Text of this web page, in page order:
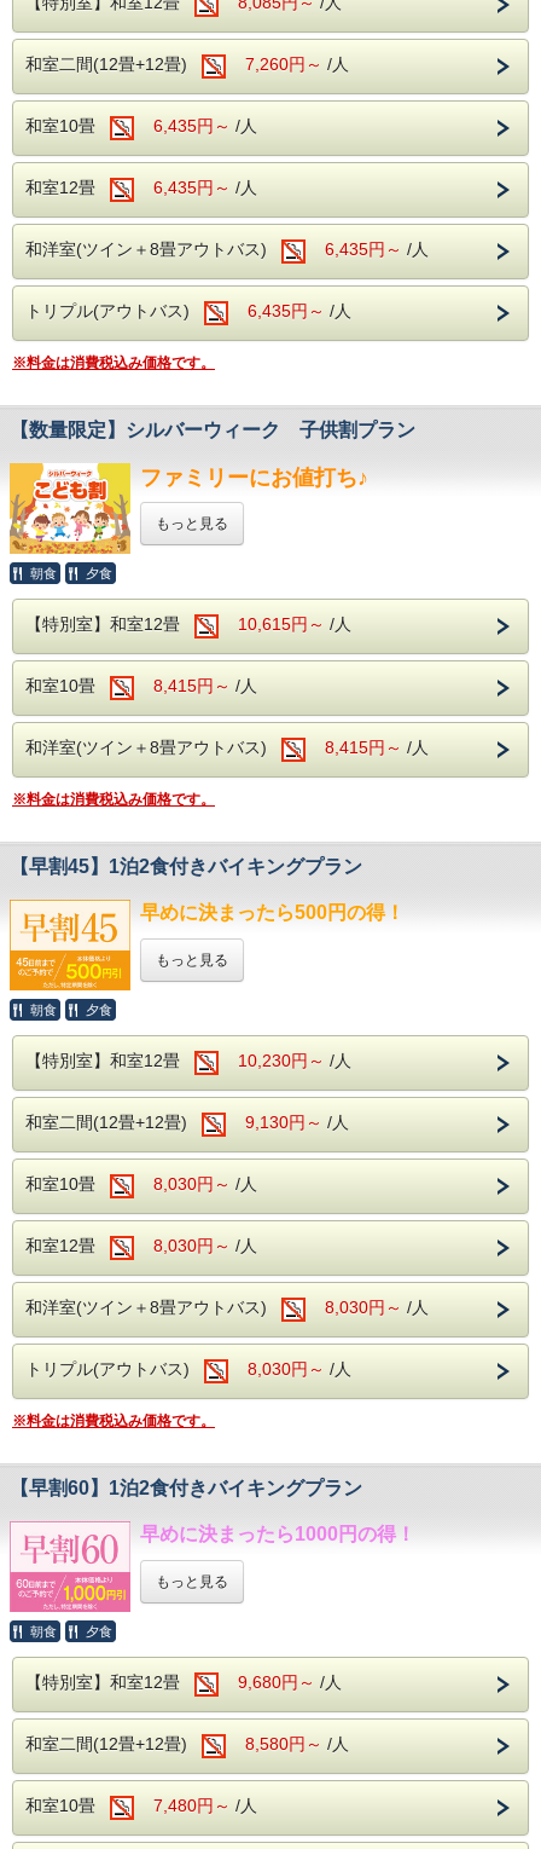
・カラオケ・卓球：無料でご利用いただけま
す。
＜オススメの観光施設＞
道の駅 水紀行館
当館からお車で約10分、
売店横丁や清流公園でみなかみの特産、
自然を体験できる最寄りの道の駅です。
原田農園
各季節ごとの果物狩りはもちろん、
農園でございます。
群馬サファリパーク
大迫力の動物たちを間近で見ることができ、
ライオンの餌やりやお土産コーナーなど、
アクティビティが満載です。
ソフトクリームやデザートまで・・・
子供も大人も、
おじいちゃんおばあちゃんまで。
みなさまが楽しめるお食事を
多数ご用意しております。
そしてなんといってもアルコール！
生ビール(アサヒスーパードライ)をはじめ
ワインや焼酎、日本酒などが飲み放題で
お楽しみいただけます。
食べて、飲んで、温泉で癒されてください。
食べ過ぎちゃっても
もちろん追加料金はございません！
温泉でゆっくりと日頃の疲れを癒してください。
＜館内施設（無料サービス）＞
疲れを癒してください。
・全室Wifi完備：お部屋でのPC作業や動画視聴も
・カラオケ・卓球：無料でご利用いただけます。
＜オススメの観光施設＞
谷川岳ヨッホ
そこは標高1500mの別天地。
展望台のカフェで一休みしたら、
2000m級の山々を眺めながら虹さんぽロードを
のんびり歩く。
名物山グルメ・谷川岳パングラタンや
道の駅 水紀行館
売店横丁や清流公園でみなかみの特産、
当館からお車で約50分
各季節ごとの果物狩りはもちろん、
ジャム作りや売店も充実している
農園でございます。
当館大人気のお値打ちプランです！
谷川岳の麓の大自然の中で
身も心もリセットにおススメです♪
対象期間内の2泊3日のご利用で2泊目が半額となります。
・表示金額は割引後の2泊合計を1泊分に
換算した金額となっております。
表示しております。表記の金額から割引はされません。
例：スタンダードルーム)
1泊目7,800円(消費税込8,580円)、
2泊目3,900円(消費税込4,290円)
表示金額は「1泊あたり5,850円(消費税込6,435円)」
ぜひこのお得な機会をご利用して、
2026年
8月23日～8月28日
9月6日～9月11日
11月15日～11月20日
＜ご注意事項＞
・表示金額は割引後の2泊合計を1泊分に
換算した金額となっております。
・上記、期間内で2泊できる日程での
ご利用が可能となります。
・期間に含まれない日程は、
ご利用いただけませんので、ご注意ください。
・2泊限定のプランとなります。
・各種割引券や割引プラン、キャンペーン等との
併用はできかねます。
ホテル湯の陣は・・・
＜滾々と湧き出る湯檜曽温泉を堪能♪＞
大自然に囲まれ情緒にあふれた湯檜曽温泉。
滾々と湧き出る源泉は心身を柔らかく包みます。
体の芯からご実感くださいませ。
＜アルコール飲み放題付！
バイキングで心ゆくまで乾杯＞
様々な食材を利用した約50種類のバイキング。
サラダや揚げ物、
ソフトクリームやデザートまで・・・
みなさまが楽しめるお食事を
そしてなんといってもアルコール！
生ビール(アサヒスーパードライ)をはじめ
飲み過ぎにはお気を付けくださいませ・・・
食べて、飲んで、温泉で癒されてください。
＜館内施設（無料サービス）＞
・ロビー：開けた窓より、湯檜曽の景色に
疲れを癒してください。
快適にご利用いただけます。
・カラオケ・卓球：無料でご利用いただけます。
和室二間(12畳+12畳) 7,260円～ /人
和室10畳 6,435円～ /人
和室12畳 6,435円～ /人
和洋室(ツイン＋8畳アウトバス) 6,435円～ /人
トリプル(アウトバス) 6,435円～ /人
※料金は消費税込み価格です。
【数量限定】シルバーウィーク 子供割プラン
ファミリーにお値打ち♪
温泉旅行を楽しむチャンス！
シルバーウィークの期間中にご宿泊いただくと、
お子さま料金がなんと半額に！
【対象期間】
家族の思い出を作りませんか？
・他の割引・サービスとの併用はできません
ホテル湯の陣は・・・
大自然に囲まれ情緒にあふれた湯檜曽温泉。
体の芯からご実感くださいませ。
＜アルコール飲み放題付！
バイキングで心ゆくまで乾杯＞
様々な食材を利用した約50種類のバイキング。
サラダや揚げ物、
ソフトクリームやデザートまで・・・
子供も大人も、
おじいちゃんおばあちゃんまで。
みなさまが楽しめるお食事を
多数ご用意しております。
そしてなんといってもアルコール！
生ビール(アサヒスーパードライ)をはじめ
ワインや焼酎、日本酒などが飲み放題で
＜館内施設（無料サービス）＞
疲れを癒してください。
・全室Wifi完備：お部屋でのPC作業や動画視聴も
快適にご利用いただけます。
・カラオケ・卓球：無料でご利用いただけます。
＜オススメの観光施設＞
谷川岳ヨッホ
そこは標高1500mの別天地。
展望台のカフェで一休みしたら、
2000m級の山々を眺めながら虹さんぽロードを
のんびり歩く。
名物山グルメ・谷川岳パングラタンや
岩場を望むサイクリングなど、
山を楽しむ出会いが待っています。
道の駅 水紀行館
当館からお車で約10分
もっと見る
朝食 夕食
【特別室】和室12畳 10,615円～ /人
和室10畳 8,415円～ /人
和洋室(ツイン＋8畳アウトバス) 8,415円～ /人
※料金は消費税込み価格です。
【早割45】1泊2食付きバイキングプラン
早めに決まったら500円の得！
なんとお一人様あたり本体価格より
500円（税込550円）もお得
お泊りいただけます。
早めに決まった旅に使わなきゃ損！
キャンセルポリシーが異なります。
30日前から～8日前まで・・・ご宿泊料金の5％
7日前～2日前まで・・・ご宿泊料金の20％
当日・・・ご宿泊料金の50％
無連絡・・・ご宿泊料金の100％
ホテル湯の陣は・・・
＜滾々と湧き出る湯檜曽温泉を堪能♪＞
滾々と湧き出る源泉は心身を柔らかく包みます。
保温・保湿効果に優れており、
体の芯からご実感くださいませ。
＜アルコール飲み放題付！
バイキングで心ゆくまで乾杯＞
ソフトクリームやデザートまで・・・
子供も大人も、
おじいちゃんおばあちゃんまで。
みなさまが楽しめるお食事を
多数ご用意しております。
そしてなんといってもアルコール！
生ビール(アサヒスーパードライ)をはじめ
ワインや焼酎、日本酒などが飲み放題で
もっと見る
朝食 夕食
【特別室】和室12畳 10,230円～ /人
和室二間(12畳+12畳) 9,130円～ /人
和室10畳 8,030円～ /人
和室12畳 8,030円～ /人
和洋室(ツイン＋8畳アウトバス) 8,030円～ /人
トリプル(アウトバス) 8,030円～ /人
※料金は消費税込み価格です。
【早割60】1泊2食付きバイキングプラン
早めに決まったら1000円の得！
なんとお一人様あたり
本体価格より1000円（税込1.100円）も
お得にお泊りいただけます。
早めに決まった旅に使わなきゃ損！
通常プランとキャンセルポリシーが異なります。
30日前から～8日前まで・・・ご宿泊料金の5％
もっと見る
朝食 夕食
【特別室】和室12畳 9,680円～ /人
和室二間(12畳+12畳) 8,580円～ /人
和室10畳 7,480円～ /人